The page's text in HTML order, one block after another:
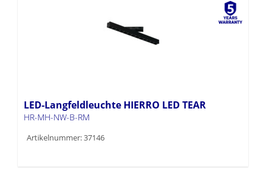
LED-Langfeldleuchte HIERRO LED TEAR
HR-MH-NW-B-RM
Artikelnummer: 37146